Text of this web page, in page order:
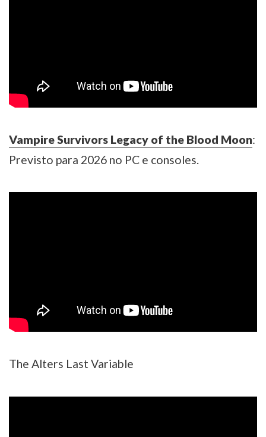
Vampire Survivors Legacy of the Blood Moon:
Previsto para 2026 no PC e consoles.
The Alters Last Variable